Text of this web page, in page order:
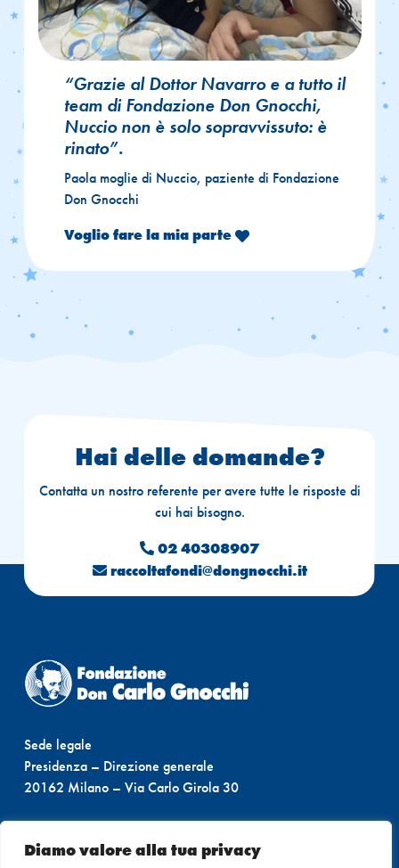
Diamo valore alla tua privacy
“Grazie al Dottor Navarro e a tutto il
team di Fondazione Don Gnocchi,
Nuccio non è solo sopravvissuto: è
rinato”.
Paola moglie di Nuccio, paziente di Fondazione
Don Gnocchi
Voglio fare la mia parte 
Hai delle domande?
Contatta un nostro referente per avere tutte le risposte di
cui hai bisogno.
 02 40308907
 raccoltafondi@dongnocchi.it
Sede legale
Presidenza – Direzione generale
20162 Milano – Via Carlo Girola 30
Codice Fiscale 04793650583